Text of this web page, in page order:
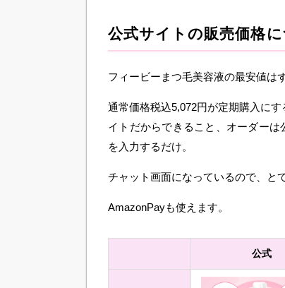
公式サイトの販売価格
フィービーまつ毛美容液の最安値は
通常価格税込5,072円が定期購入に
イトだからできること、オーダー
を入力するだけ。
チャット画面になっているので、と
AmazonPayも使えます。
公式